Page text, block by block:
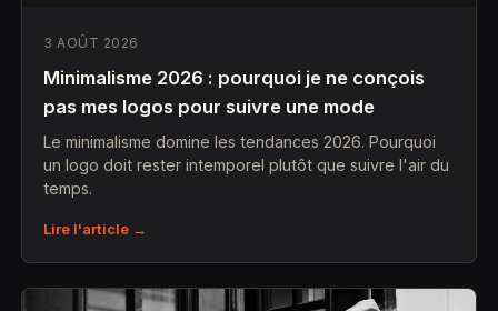
3 AOÛT 2026
Minimalisme 2026 : pourquoi je ne conçois
pas mes logos pour suivre une mode
Le minimalisme domine les tendances 2026. Pourquoi
un logo doit rester intemporel plutôt que suivre l'air du
temps.
Lire l'article →